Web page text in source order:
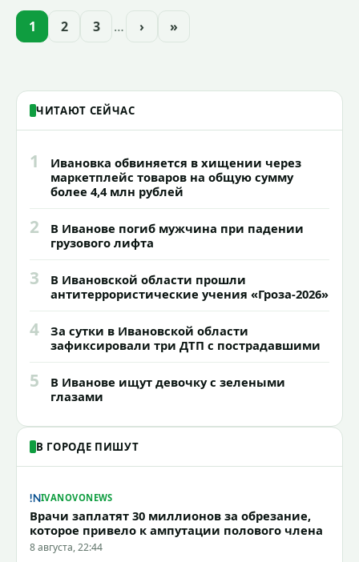
проекта подсветки исторических
1 2 3 … › »
ЧИТАЮТ СЕЙЧАС
1
Ивановка обвиняется в хищении через
маркетплейс товаров на общую сумму
более 4,4 млн рублей
2
В Иванове погиб мужчина при падении
грузового лифта
3
В Ивановской области прошли
антитеррористические учения «Гроза-2026»
4
За сутки в Ивановской области
зафиксировали три ДТП с пострадавшими
5
В Иванове ищут девочку с зелеными
глазами
В ГОРОДЕ ПИШУТ
IVANOVONEWS
Врачи заплатят 30 миллионов за обрезание,
которое привело к ампутации полового члена
8 августа, 22:44